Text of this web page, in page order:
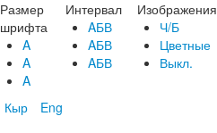
Размер
шрифта
A
A
A
Интервал
AБВ
AБВ
AБВ
Изображения
Ч/Б
Цветные
Выкл.
Кыр
Eng